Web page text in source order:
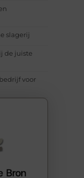
slagerij
de juiste
voor